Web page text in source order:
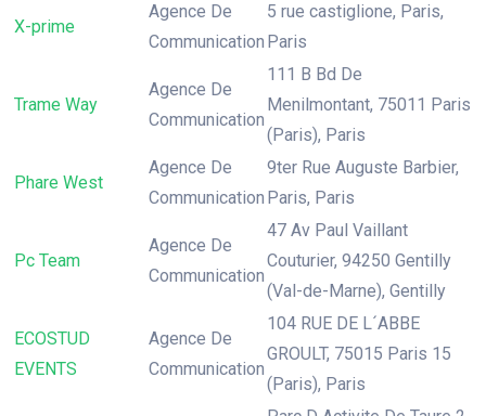
X-prime
Agence De
Communication
5 rue castiglione, Paris,
Paris
Trame Way
Agence De
Communication
111 B Bd De
Menilmontant, 75011 Paris
(Paris), Paris
Phare West
Agence De
Communication
9ter Rue Auguste Barbier,
Paris, Paris
Pc Team
Agence De
Communication
47 Av Paul Vaillant
Couturier, 94250 Gentilly
(Val-de-Marne), Gentilly
ECOSTUD
EVENTS
Agence De
Communication
104 RUE DE L´ABBE
GROULT, 75015 Paris 15
(Paris), Paris